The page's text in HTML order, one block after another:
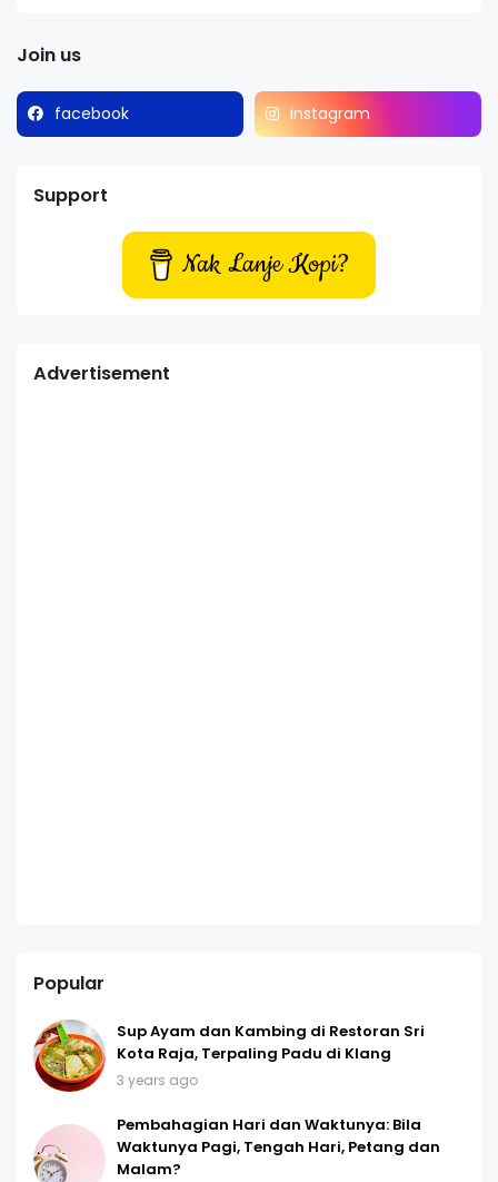
Join us
facebook instagram
Support
Nak Lanje Kopi?
Advertisement
Popular
Sup Ayam dan Kambing di Restoran Sri
Kota Raja, Terpaling Padu di Klang
3 years ago
Pembahagian Hari dan Waktunya: Bila
Waktunya Pagi, Tengah Hari, Petang dan
Malam?